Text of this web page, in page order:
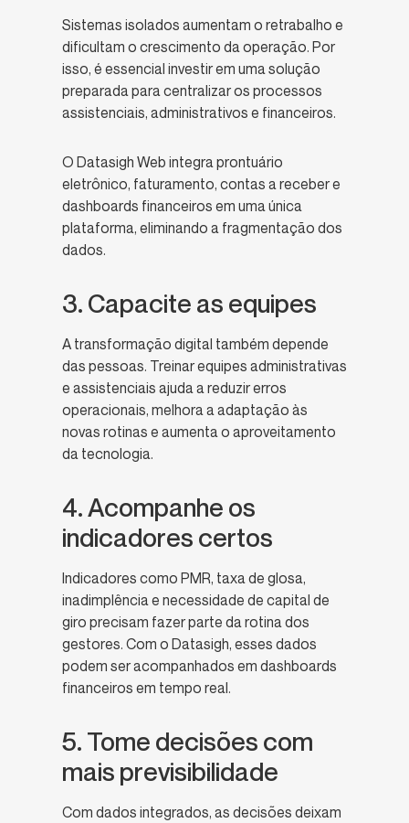
Sistemas isolados aumentam o retrabalho e
dificultam o crescimento da operação. Por
isso, é essencial investir em uma solução
preparada para centralizar os processos
assistenciais, administrativos e financeiros.
O Datasigh Web integra prontuário
eletrônico, faturamento, contas a receber e
dashboards financeiros em uma única
plataforma, eliminando a fragmentação dos
dados.
3. Capacite as equipes
A transformação digital também depende
das pessoas. Treinar equipes administrativas
e assistenciais ajuda a reduzir erros
operacionais, melhora a adaptação às
novas rotinas e aumenta o aproveitamento
da tecnologia.
4. Acompanhe os
indicadores certos
Indicadores como PMR, taxa de glosa,
inadimplência e necessidade de capital de
giro precisam fazer parte da rotina dos
gestores. Com o Datasigh, esses dados
podem ser acompanhados em dashboards
financeiros em tempo real.
5. Tome decisões com
mais previsibilidade
Com dados integrados, as decisões deixam